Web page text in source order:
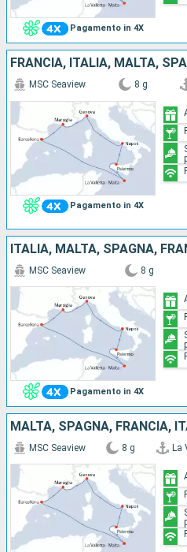
Pagamento in 4X
FRANCIA, ITALIA, MALTA,
Pagamento in 4X
MSC Seaview 8 g
ITALIA, MALTA, SPAGNA,
Pagamento in 4X
MSC Seaview 8 g
MALTA, SPAGNA, FRANCIA,
MSC Seaview 8 g La